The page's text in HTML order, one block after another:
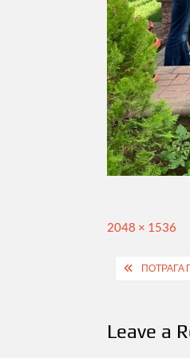
Full
2048 × 1536
PostПОТРАГА
Leave a